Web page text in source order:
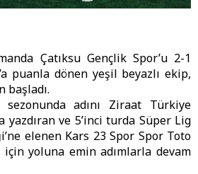
Çatıksu Gençlik Spor’u 2-1
puanla dönen yeşil beyazlı ekip,
başladı.
sezonunda adını Ziraat Türkiye
yazdıran ve 5’inci turda Süper Lig
elenen Kars 23 Spor Spor Toto
için yoluna emin adımlarla devam